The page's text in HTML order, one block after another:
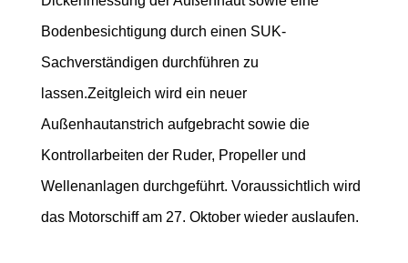
Bodenbesichtigung durch einen SUK-
Sachverständigen durchführen zu
lassen.Zeitgleich wird ein neuer
Außenhautanstrich aufgebracht sowie die
Kontrollarbeiten der Ruder, Propeller und
Wellenanlagen durchgeführt. Voraussichtlich wird
das Motorschiff am 27. Oktober wieder auslaufen.